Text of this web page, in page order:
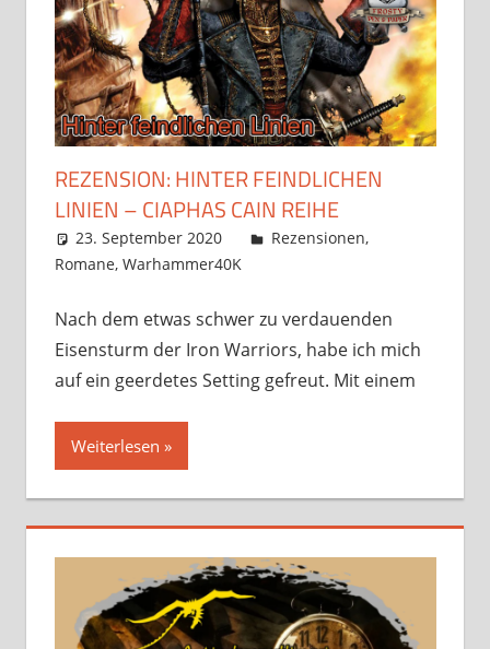
REZENSION: HINTER FEINDLICHEN
LINIEN – CIAPHAS CAIN REIHE
23. September 2020 Frosty
Rezensionen,
Romane, Warhammer40K
Nach dem etwas schwer zu verdauenden
Eisensturm der Iron Warriors, habe ich mich
auf ein geerdetes Setting gefreut. Mit einem
Weiterlesen